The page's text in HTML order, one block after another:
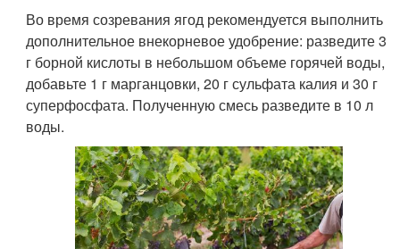
Во время созревания ягод рекомендуется выполнить
дополнительное внекорневое удобрение: разведите 3
г борной кислоты в небольшом объеме горячей воды,
добавьте 1 г марганцовки, 20 г сульфата калия и 30 г
суперфосфата. Полученную смесь разведите в 10 л
воды.